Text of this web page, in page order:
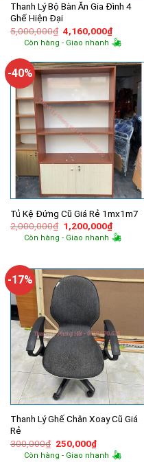
Thanh Lý Bộ Bàn Ăn Gia Đình 4
Ghế Hiện Đại
5,000,000₫ Giá
gốc
là:
4,160,000₫Giá
hiện
tại
Còn hàng - Giao nhanh
-40%
Tủ Kệ Đứng Cũ Giá Rẻ 1mx1m7
2,000,000₫ Giá
gốc
là:
1,200,000₫Giá
hiện
tại
Còn hàng - Giao nhanh
-17%
Thanh Lý Ghế Chân Xoay Cũ Giá
Rẻ
300,000₫ Giá
gốc
250,000₫Giá
hiện
Còn hàng - Giao nhanh